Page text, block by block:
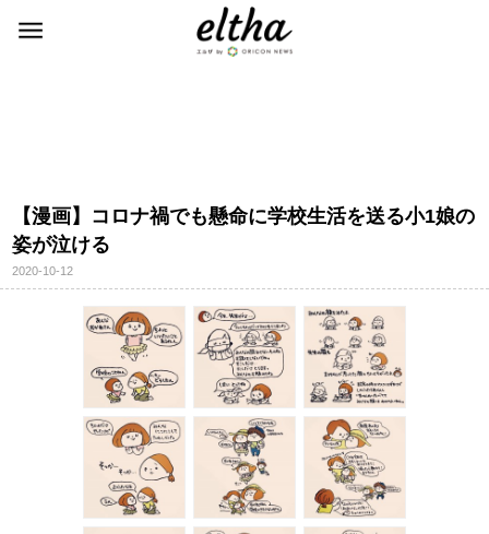
【漫画】コロナ禍でも懸命に学校生活を送る小1娘の
姿が泣ける
2020-10-12